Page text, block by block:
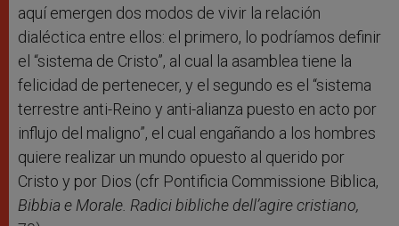
aquí emergen dos modos de vivir la relación
dialéctica entre ellos: el primero, lo podríamos definir
el “sistema de Cristo”, al cual la asamblea tiene la
felicidad de pertenecer, y el segundo es el “sistema
terrestre anti-Reino y anti-alianza puesto en acto por
influjo del maligno”, el cual engañando a los hombres
quiere realizar un mundo opuesto al querido por
Cristo y por Dios (cfr Pontificia Commissione Biblica,
Bibbia e Morale. Radici bibliche dell’agire cristiano,